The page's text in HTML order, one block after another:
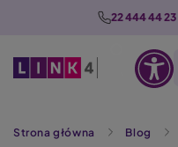
22 444 44 23
Strona główna Blog